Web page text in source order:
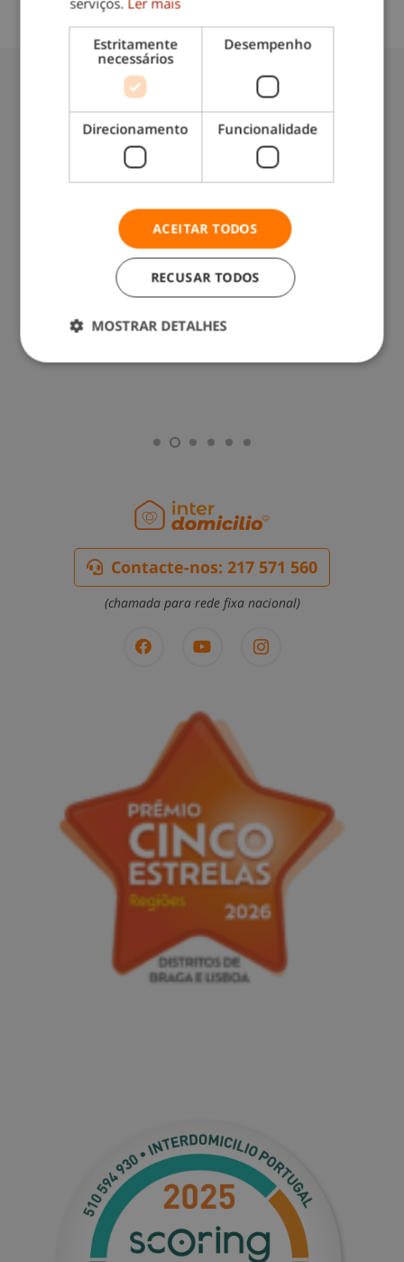
Data do blog:12/11/2024
Também lhe pode interessar:
Dicas para evitar que as suas unhas se
Contacte-nos: 217 571 560
(chamada para rede fixa nacional)
Estritamente
necessários
Desempenho
Direcionamento Funcionalidade
ACEITAR TODOS
RECUSAR TODOS
MOSTRAR DETALHES